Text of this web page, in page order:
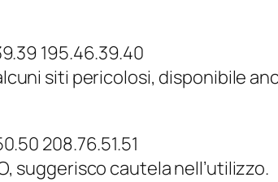
195.46.39.40
siti pericolosi, disponibile
208.76.51.51
suggerisco cautela nell’utilizzo.